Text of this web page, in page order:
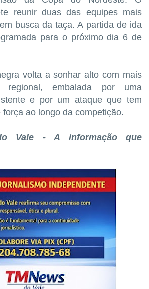
reunir duas das equipes mais
busca da taça. A partida de ida
para o próximo dia 6 de
volta a sonhar alto com mais
regional, embalada por uma
e por um ataque que tem
força ao longo da competição.
Vale - A informação que